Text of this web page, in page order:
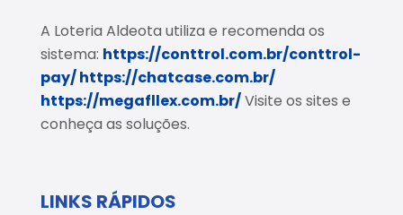
A Loteria Aldeota utiliza e recomenda os
sistema: https://conttrol.com.br/conttrol-
pay/https://chatcase.com.br/
https://megafllex.com.br/Visite os sites e
conheça as soluções.
LINKS RÁPIDOS